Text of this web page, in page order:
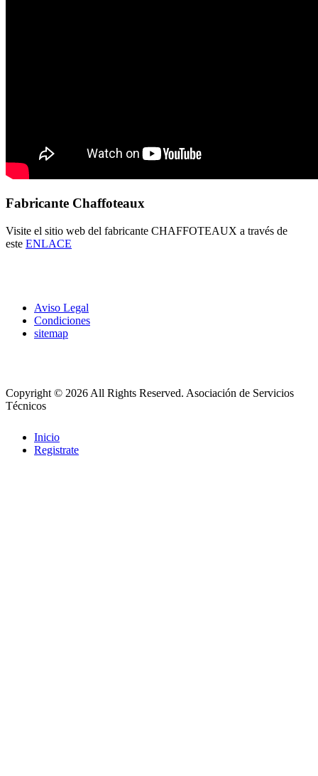
Fabricante Chaffoteaux
Visite el sitio web del fabricante CHAFFOTEAUX a través de
este ENLACE
Aviso Legal
Condiciones
sitemap
Copyright © 2026 All Rights Reserved. Asociación de Servicios
Técnicos
Inicio
Registrate